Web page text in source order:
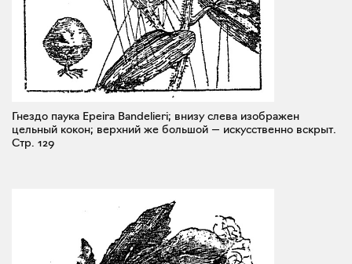
Гнездо паука Epeira Bandelieri; внизу слева изображен
цельный кокон; верхний же большой — искусственно вскрыт.
Стр. 129